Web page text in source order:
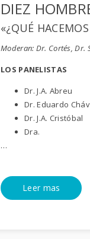
DIEZ
«¿QUÉ
Moderan: Dr. Cortés, Dr.
LOS PANELISTAS
Dr. J.A. Abreu
Dr. Eduardo
Dr. J.A. Cristóbal
Dra.
…
Leer mas